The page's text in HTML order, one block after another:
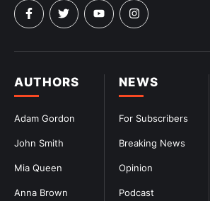
NEWS
For Subscribers
Breaking News
Opinion
Podcast
AUTHORS
Adam Gordon
John Smith
Mia Queen
Anna Brown